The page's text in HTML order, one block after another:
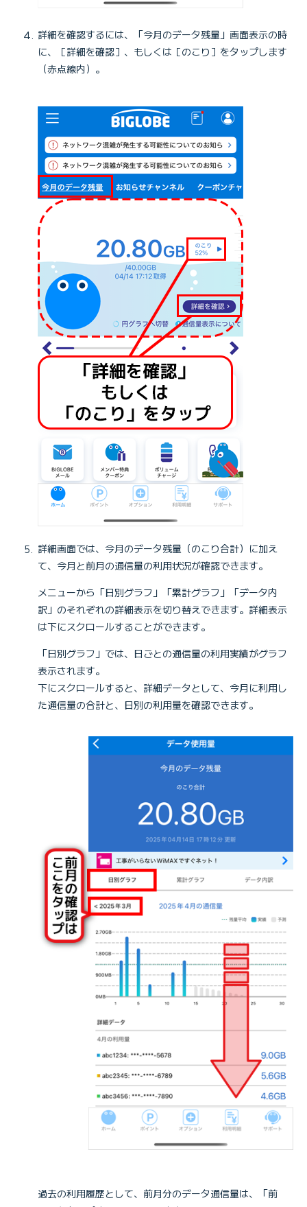
詳細を確認するには、「今月のデータ残量」画面表示の時
に、［詳細を確認］、もしくは［のこり］をタップします
（赤点線内）。
詳細画面では、今月のデータ残量（のこり合計）に加え
て、今月と前月の通信量の利用状況が確認できます。
メニューから「日別グラフ」「累計グラフ」「データ内
訳」のそれぞれの詳細表示を切り替えできます。詳細表示
は下にスクロールすることができます。
「日別グラフ」では、日ごとの通信量の利用実績がグラフ
表示されます。
下にスクロールすると、詳細データとして、今月に利用し
た通信量の合計と、日別の利用量を確認できます。
過去の利用履歴として、前月分のデータ通信量は、「前